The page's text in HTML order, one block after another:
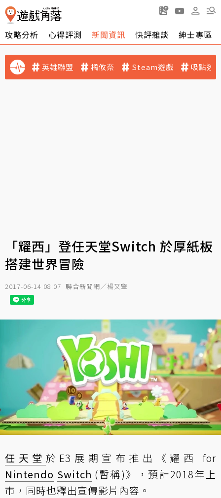
攻略分析 心得評測 新聞資訊 快評雜談 紳士專區
英雄聯盟 橘攸奈 Steam遊戲 吸點迷
「耀西」登任天堂Switch 於厚紙板
搭建世界冒險
2017-06-14 08:07 聯合新聞網／楊又肇
任天堂 於E3展期宣布推出《耀西 for
Nintendo Switch (暫稱)》，預計2018年上
市，同時也釋出宣傳影片內容。